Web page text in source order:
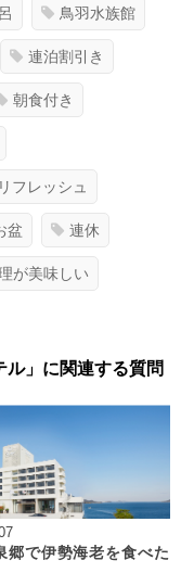
鳥羽水族館
連泊割引き
朝食付き
リフレッシュ
盆 連休
が美味しい
」に関連する質問
郷で伊勢海老を食べた